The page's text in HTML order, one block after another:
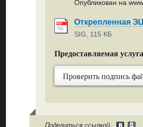
Опубликован на
Открепленная
SIG, 115 КБ
Предоставляемая
Проверить подпись
Поделиться ссылкой